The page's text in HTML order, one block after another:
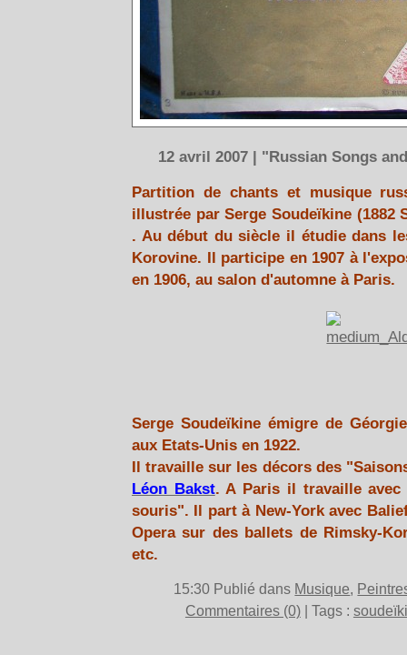
12 avril 2007 | "Russian Songs
Partition de chants et musique
illustrée par Serge Soudeïkine (1882
. Au début du siècle il étudie dans
Korovine. Il participe en 1907 à
en 1906, au salon d'automne à Paris.
Serge Soudeïkine émigre de
aux Etats-Unis en 1922.
Il travaille sur les décors des
Léon Bakst. A Paris il travaille
souris". Il part à New-York avec
Opera sur des ballets de Rimsky-
etc.
15:30 Publié dans Musique,
Commentaires (0)| Tags :